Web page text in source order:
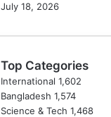
July 18, 2026
Top Categories
International 1,602
Bangladesh 1,574
Science & Tech 1,468